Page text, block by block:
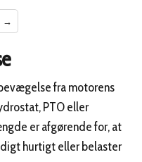
→
fra motorens
PTO eller
er afgørende for, at
hurtigt eller belaster